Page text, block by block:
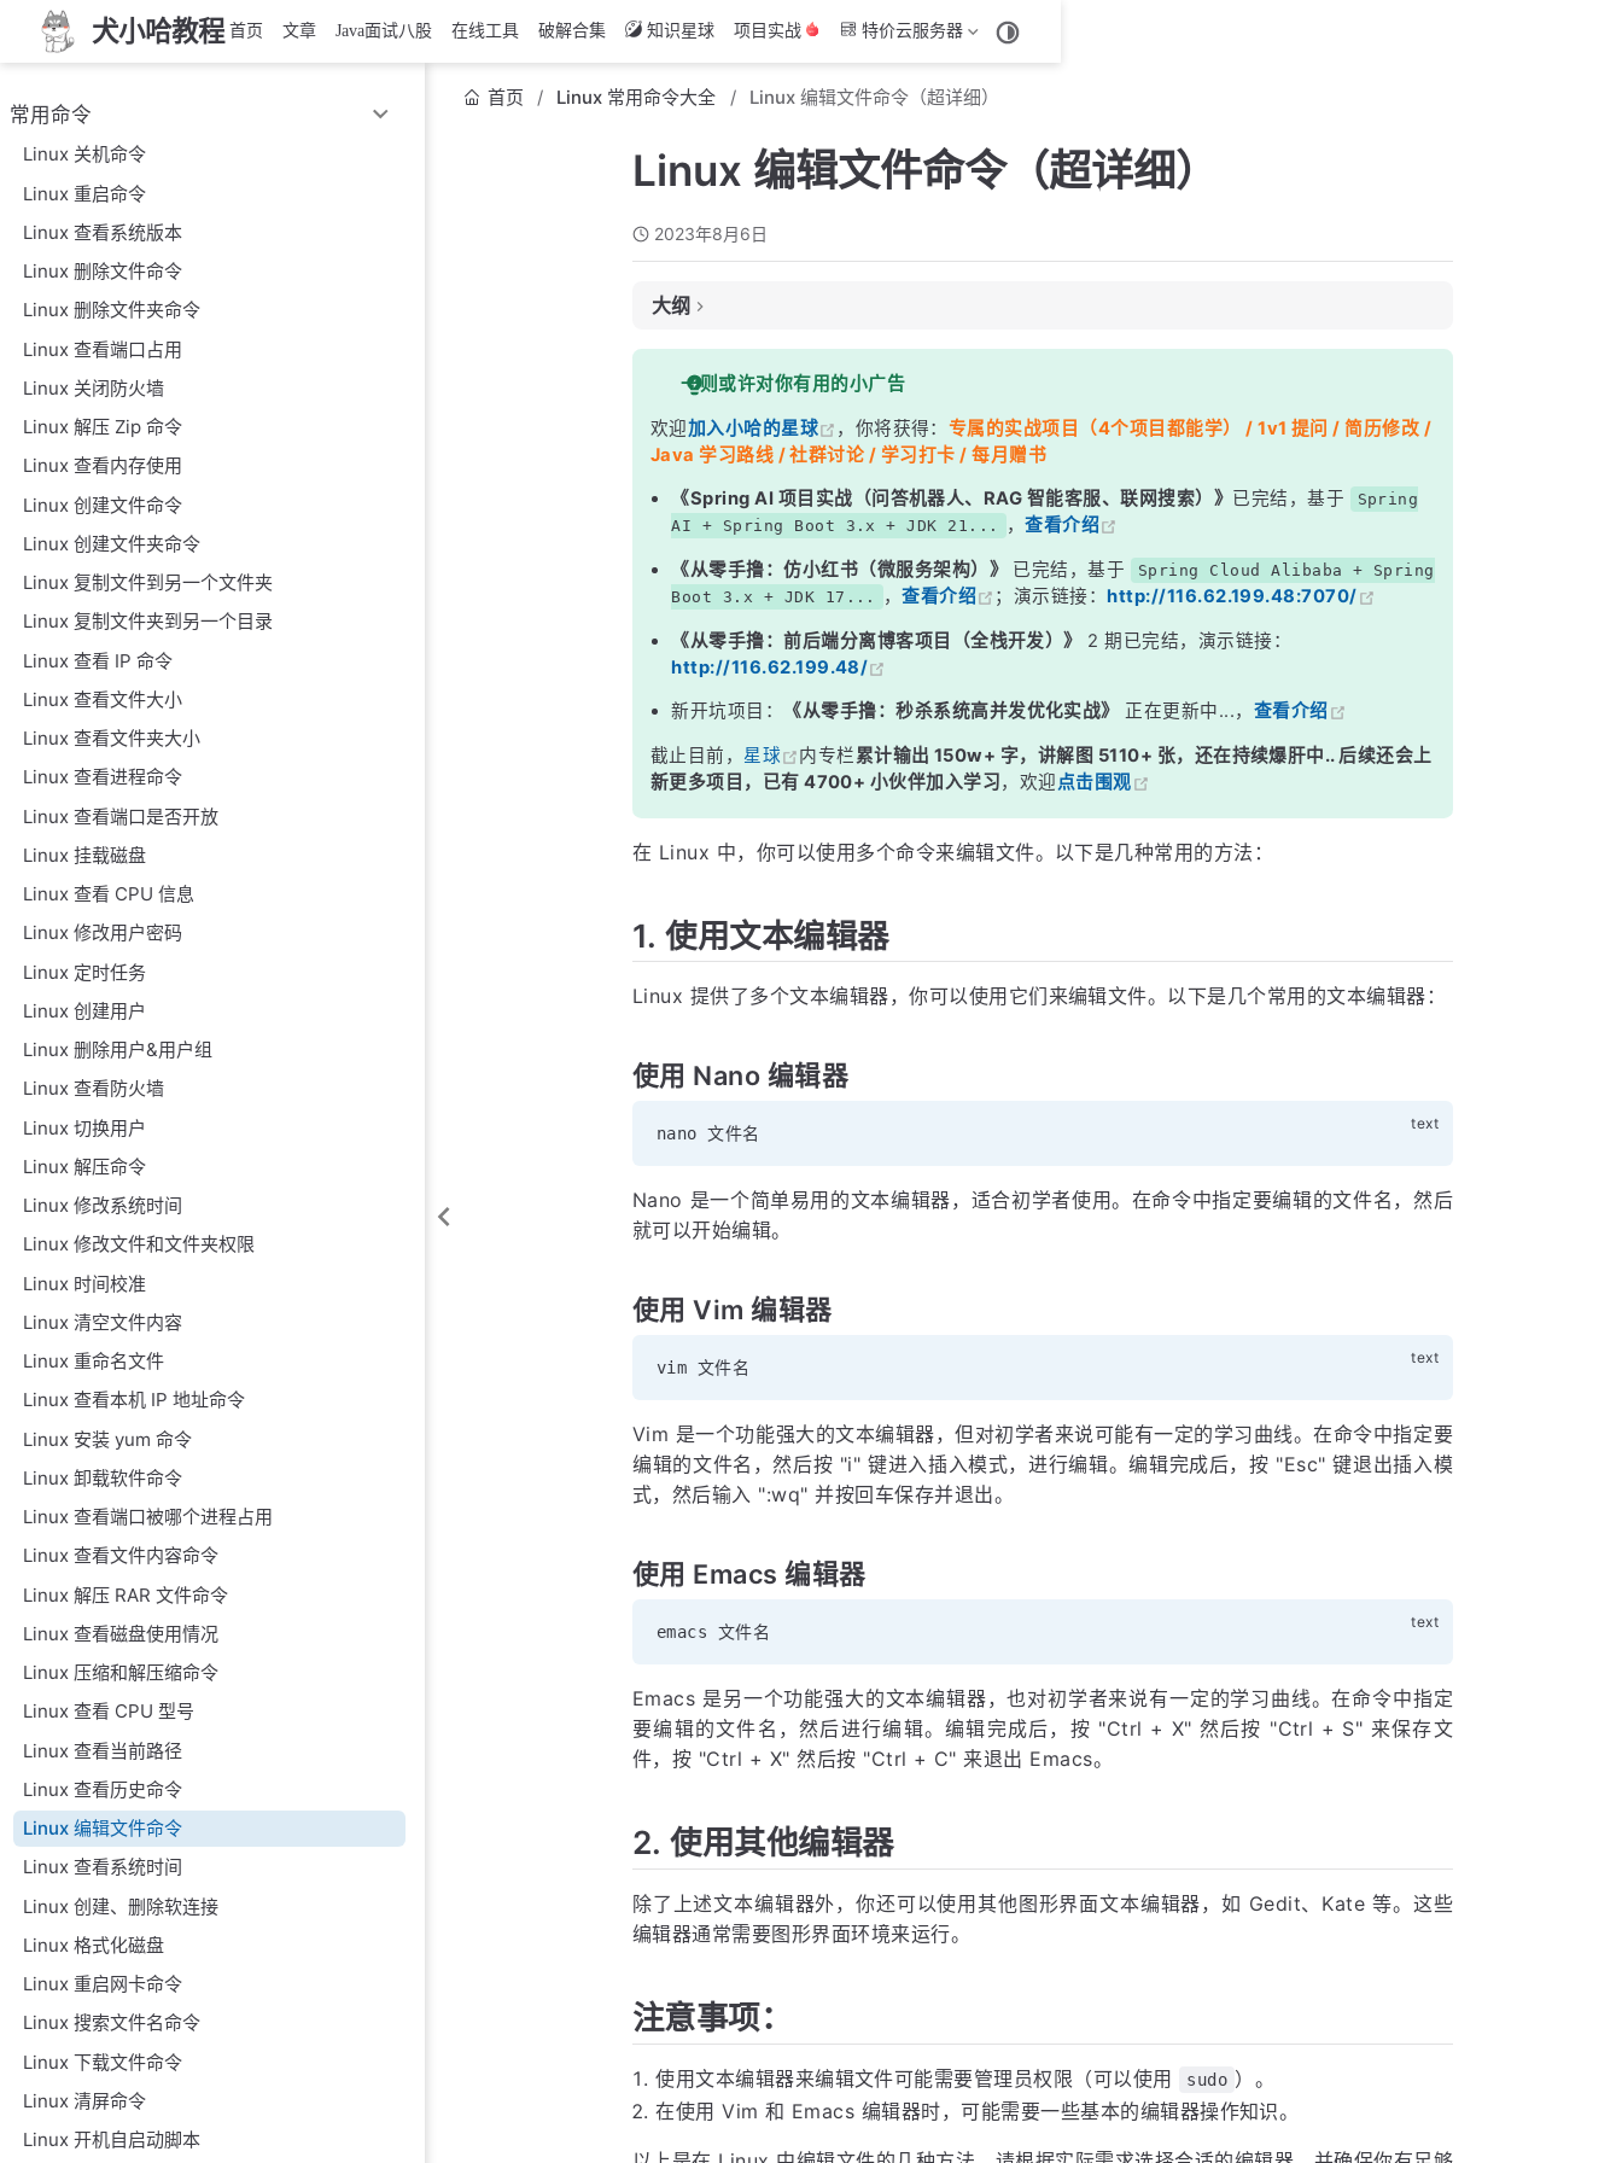
犬小哈教程 首页 文章 Java面试八股 在线工具 破解合集 知识星球 项目实战 特价云服务器
常用命令
Linux 关机命令
Linux 重启命令
Linux 查看系统版本
Linux 删除文件命令
Linux 删除文件夹命令
Linux 查看端口占用
Linux 关闭防火墙
Linux 解压 Zip 命令
Linux 查看内存使用
Linux 创建文件命令
Linux 创建文件夹命令
Linux 复制文件到另一个文件夹
Linux 复制文件夹到另一个目录
Linux 查看 IP 命令
Linux 查看文件大小
Linux 查看文件夹大小
Linux 查看进程命令
Linux 查看端口是否开放
Linux 挂载磁盘
Linux 查看 CPU 信息
Linux 修改用户密码
Linux 定时任务
Linux 创建用户
Linux 删除用户&用户组
Linux 查看防火墙
Linux 切换用户
Linux 解压命令
Linux 修改系统时间
Linux 修改文件和文件夹权限
Linux 时间校准
Linux 清空文件内容
Linux 重命名文件
Linux 查看本机 IP 地址命令
Linux 安装 yum 命令
Linux 卸载软件命令
Linux 查看端口被哪个进程占用
Linux 查看文件内容命令
Linux 解压 RAR 文件命令
Linux 查看磁盘使用情况
Linux 压缩和解压缩命令
Linux 查看 CPU 型号
Linux 查看当前路径
Linux 查看历史命令
Linux 编辑文件命令
Linux 查看系统时间
Linux 创建、删除软连接
Linux 格式化磁盘
Linux 重启网卡命令
Linux 搜索文件名命令
Linux 下载文件命令
Linux 清屏命令
Linux 开机自启动脚本
首页 Linux 常用命令大全 Linux 编辑文件命令（超详细）
Linux 编辑文件命令（超详细）
2023年8月6日
大纲
1. 使用文本编辑器
使用 Nano 编辑器
使用 Vim 编辑器
2. 使用其他编辑器
注意事项：
一则或许对你有用的小广告
欢迎加入小哈的星球 ，你将获得： 专属的实战项目（4个项目都能学） / 1v1 提问 / 简历修改 /
Java 学习路线 / 社群讨论 / 学习打卡 / 每月赠书
《Spring AI 项目实战（问答机器人、RAG 智能客服、联网搜索）》 已完结，基于
Spring
AI + Spring Boot 3.x + JDK 21...
，查看介绍
《从零手撸：仿小红书（微服务架构）》 已完结，基于
Spring Cloud Alibaba + Spring
Boot 3.x + JDK 17...
，查看介绍 ；演示链接：http://116.62.199.48:7070/
《从零手撸：前后端分离博客项目（全栈开发）》
2 期已完结，演示链接：
http://116.62.199.48/
新开坑项目： 《从零手撸：秒杀系统高并发优化实战》 正在更新中...， 查看介绍
截止目前， 星球 内专栏累计输出 150w+ 字，讲解图 5110+ 张，还在持续爆肝中.. 后续还会上
新更多项目，已有 4700+ 小伙伴加入学习，欢迎点击围观
在 Linux 中，你可以使用多个命令来编辑文件。以下是几种常用的方法：
1. 使用文本编辑器
Linux 提供了多个文本编辑器，你可以使用它们来编辑文件。以下是几个常用的文本编辑器：
使用 Nano 编辑器
Nano 是一个简单易用的文本编辑器，适合初学者使用。在命令中指定要编辑的文件名，然后
就可以开始编辑。
使用 Vim 编辑器
Vim 是一个功能强大的文本编辑器，但对初学者来说可能有一定的学习曲线。在命令中指定要
编辑的文件名，然后按 "i" 键进入插入模式，进行编辑。编辑完成后，按 "Esc" 键退出插入模
式，然后输入 ":wq" 并按回车保存并退出。
使用 Emacs 编辑器
Emacs 是另一个功能强大的文本编辑器，也对初学者来说有一定的学习曲线。在命令中指定
要编辑的文件名，然后进行编辑。编辑完成后，按 "Ctrl + X" 然后按 "Ctrl + S" 来保存文
件，按 "Ctrl + X" 然后按 "Ctrl + C" 来退出 Emacs。
2. 使用其他编辑器
除了上述文本编辑器外，你还可以使用其他图形界面文本编辑器，如 Gedit、Kate 等。这些
编辑器通常需要图形界面环境来运行。
注意事项：
使用文本编辑器来编辑文件可能需要管理员权限（可以使用 sudo ）。
在使用 Vim 和 Emacs 编辑器时，可能需要一些基本的编辑器操作知识。